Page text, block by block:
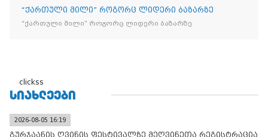
“ქართული მილი” როგორც ლიდერი ბაზარზე
“ქართული მილი” როგორც ლიდერი ბაზარზე
clickss
ᲡᲘᲐᲮᲚᲔᲔᲑᲘ
2026-08-05 16:19
გურჯაანის ღვინის ფესტივალზე მეღვინეთა რეგისტრაცია